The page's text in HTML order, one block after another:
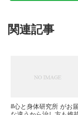
関連記事
#心と身体研究所 がお